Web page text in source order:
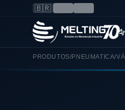
🇧🇷
PRODUTOS/PNEUMATICA/